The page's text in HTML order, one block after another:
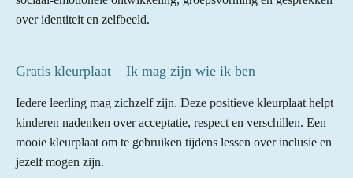
over identiteit en zelfbeeld.
Gratis kleurplaat – Ik mag zijn wie ik ben
Iedere leerling mag zichzelf zijn. Deze positieve kleurplaat helpt
kinderen nadenken over acceptatie, respect en verschillen. Een
mooie kleurplaat om te gebruiken tijdens lessen over inclusie en
jezelf mogen zijn.